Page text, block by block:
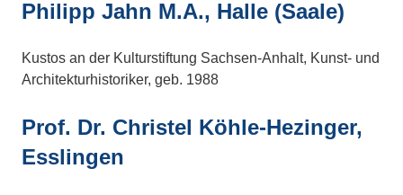
Philipp Jahn M.A., Halle (Saale)
Kustos an der Kulturstiftung Sachsen-Anhalt, Kunst- und
Architekturhistoriker, geb. 1988
Prof. Dr. Christel Köhle-Hezinger,
Esslingen